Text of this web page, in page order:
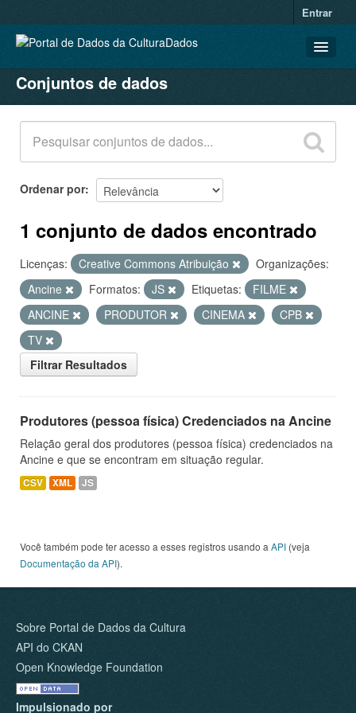
Entrar
CONJUNTOS DE DADOS
ORGANIZAÇÕES
GRUPOS
SOBRE
Conjuntos de dados
Ordenar por
1 conjunto de dados encontrado
Licenças: Creative Commons Atribuição
Organizações:
Ancine
Formatos: JS Etiquetas:
FILME
ANCINE
PRODUTOR CINEMA
CPB
TV
Filtrar Resultados
Produtores (pessoa física) Credenciados na Ancine
Relação geral dos produtores (pessoa física) credenciados na
Ancine e que se encontram em situação regular.
CSV XML JS
Você também pode ter acesso a esses registros usando a API (veja
Documentação da API).
Sobre Portal de Dados da Cultura
API do CKAN
Open Knowledge Foundation
Impulsionado por